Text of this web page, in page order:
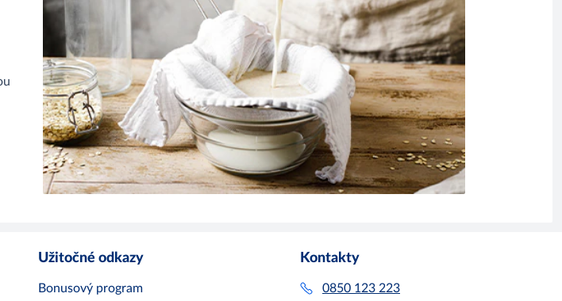
Užitočné odkazy
Bonusový program
Kontakty
0850 123 223